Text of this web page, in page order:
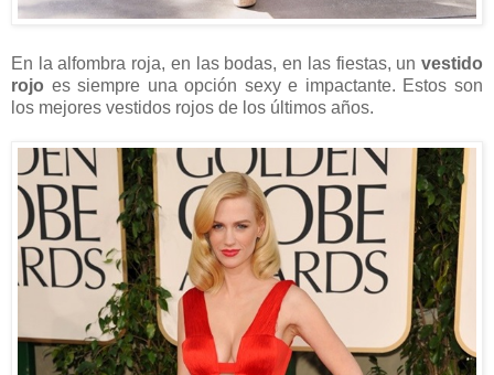
En la alfombra roja, en las bodas, en las fiestas, un vestido
rojo es siempre una opción sexy e impactante. Estos son
los mejores vestidos rojos de los últimos años.